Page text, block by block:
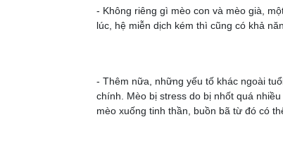
- Không riêng gì mèo con và mèo già,
lúc, hệ miễn dịch kém thì cũng có khả
- Thêm nữa, những yếu tố khác ngoài
chính. Mèo bị stress do bị nhốt quá
mèo xuống tinh thần, buồn bã từ đó có